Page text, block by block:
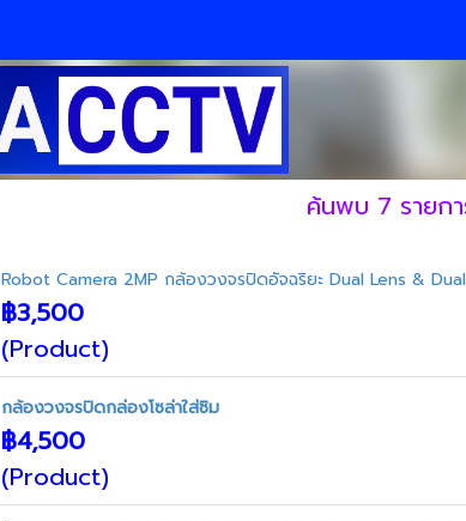
ค้นพบ 7 รายก
Robot Camera 2MP กล้องวงจรปิดอัจฉริยะ Dual Lens &
฿3,500
(Product)
กล้องวงจรปิดกล่องโซล่าใส่ซิม
฿4,500
(Product)